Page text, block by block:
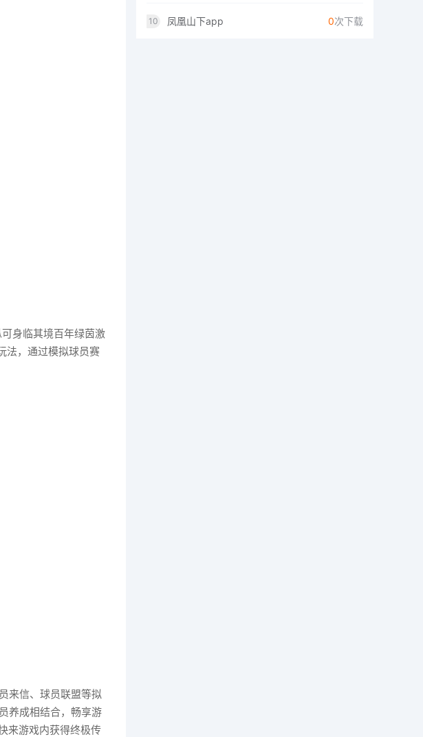
身临其境百年绿茵激
法，通过模拟球员赛
来信、球员联盟等拟
养成相结合，畅享游
来游戏内获得终极传
10 凤凰山下app 0次下载